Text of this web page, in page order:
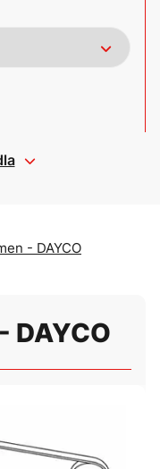
- DAYCO
DAYCO